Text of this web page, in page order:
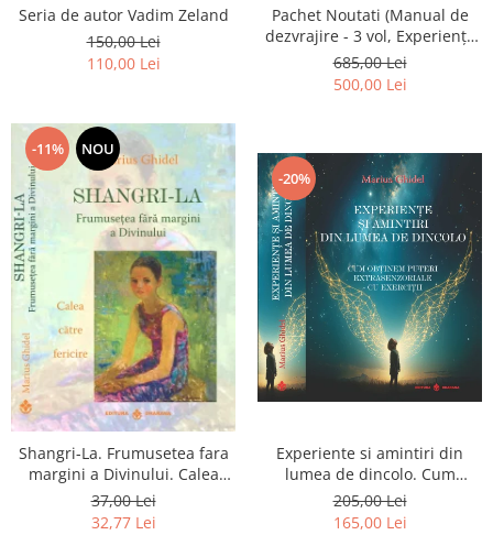
Seria de autor Vadim Zeland
150,00 Lei
110,00 Lei
Pachet Noutati (Manual de
dezvrajire - 3 vol, Experiențe
și amintiri, Rugăciunile
Luceafarului de dimineata) -
Marius Ghidel
685,00 Lei
500,00 Lei
-11% NOU
Shangri-La. Frumusetea fara
margini a Divinului. Calea
catre fericire
37,00 Lei
32,77 Lei
-20%
Experiente si amintiri din
lumea de dincolo. Cum
obtinem puteri
extrasenzoriale - cu exercitii
205,00 Lei
165,00 Lei